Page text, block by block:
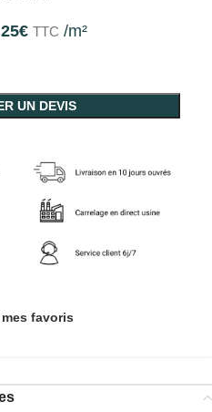
€ TTC /m²
UN DEVIS
favoris